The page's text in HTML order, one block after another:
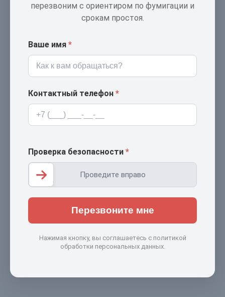
перезвоним с ориентиром по фумигации и
срокам простоя.
Ваше имя *
Контактный телефон *
Проверка безопасности *
Проведите вправо
Перезвоните мне
Нажимая кнопку, вы соглашаетесь с политикой
обработки персональных данных.